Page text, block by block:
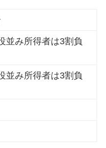
並み所得者は3割負
並み所得者は3割負